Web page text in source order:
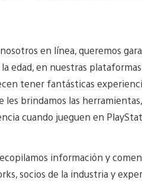
en línea, queremos
edad, en nuestras
tener fantásticas
les brindamos las
cuando jueguen en
información y
socios de la industria y